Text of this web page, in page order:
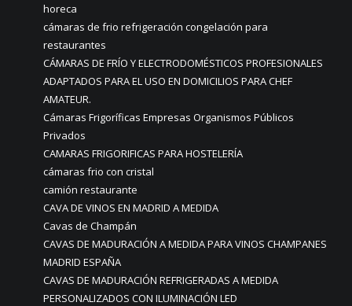
horeca
cámaras de frio refrigeración congelación para
restaurantes
CÁMARAS DE FRÍO Y ELECTRODOMÉSTICOS PROFESIONALES
ADAPTADOS PARA EL USO EN DOMICILIOS PARA CHEF
AMATEUR.
Cámaras Frigoríficas Empresas Organismos Públicos
Privados
CAMARAS FRIGORIFICAS PARA HOSTELERÍA
cámaras frio con cristal
camión restaurante
CAVA DE VINOS EN MADRID A MEDIDA
Cavas de Champán
CAVAS DE MADURACIÓN A MEDIDA PARA VINOS CHAMPANES
MADRID ESPAÑA
CAVAS DE MADURACIÓN REFRIGERADAS A MEDIDA
PERSONALIZADOS CON ILUMINACIÓN LED